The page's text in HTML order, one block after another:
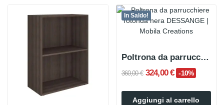
In Saldo!
Poltrona da parrucchiere rotonda nera DESSANGE
360,00 € 324,00 € -10%
Aggiungi al carrello